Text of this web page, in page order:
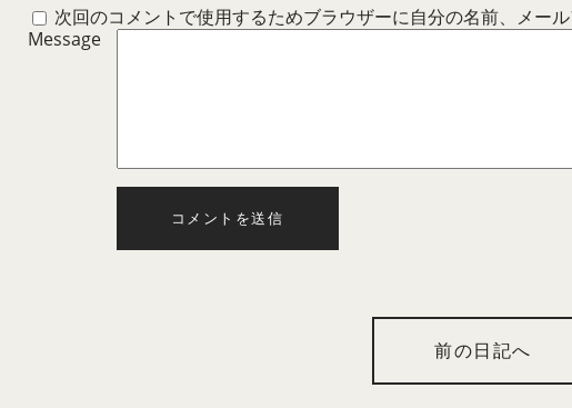
次回のコメントで使用するためブラウザーに自分の名前、メー
Message
コメントを送信
前の日記へ